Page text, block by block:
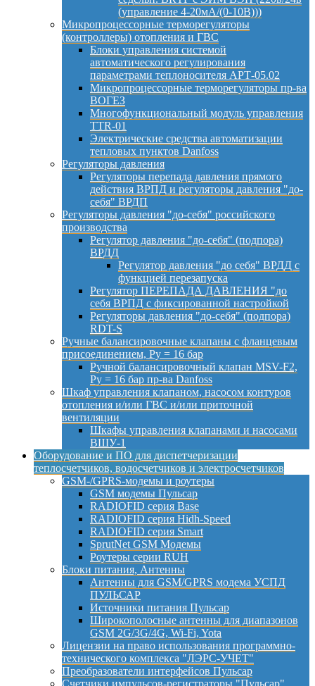
(управление 4-20мА/(0-10В)))
Микропроцессорные терморегуляторы
(контроллеры) отопления и ГВС
Блоки управления системой
автоматического регулирования
параметрами теплоносителя АРТ-05.02
Микропроцессорные терморегуляторы пр-ва
ВОГЕЗ
Многофункциональный модуль управления
TTR-01
Электрические средства автоматизации
тепловых пунктов Danfoss
Регуляторы давления
Регуляторы перепада давления прямого
действия ВРПД и регуляторы давления "до-
себя" ВРДП
Регуляторы давления "до-себя" российского
производства
Регулятор давления "до-себя" (подпора)
ВРДД
Регулятор давления "до себя" ВРДД с
функцией перезапуска
Регулятор ПЕРЕПАДА ДАВЛЕНИЯ "до
себя ВРПД с фиксированной настройкой
Регуляторы давления "до-себя" (подпора)
RDT-S
Ручные балансировочные клапаны с фланцевым
присоединением, Py = 16 бар
Ручной балансировочный клапан MSV-F2,
Py = 16 бар пр-ва Danfoss
Шкаф управления клапаном, насосом контуров
отопления и/или ГВС и/или приточной
вентиляции
Шкафы управления клапанами и насосами
ВШУ-1
Оборудование и ПО для диспетчеризации
теплосчетчиков, водосчетчиков и электросчетчиков
GSM-/GPRS-модемы и роутеры
GSM модемы Пульсар
RADIOFID серия Base
RADIOFID серия Hidh-Speed
RADIOFID серия Smart
SprutNet GSM Модемы
Роутеры серии RUH
Блоки питания, Антенны
Антенны для GSM/GPRS модема УСПД
ПУЛЬСАР
Источники питания Пульсар
Широкополосные антенны для диапазонов
GSM 2G/3G/4G, Wi-Fi, Yota
Лицензии на право использования программно-
технического комплекса "ЛЭРС-УЧЕТ"
Преобразователи интерфейсов Пульсар
Счетчики импульсов-регистраторы "Пульсар"